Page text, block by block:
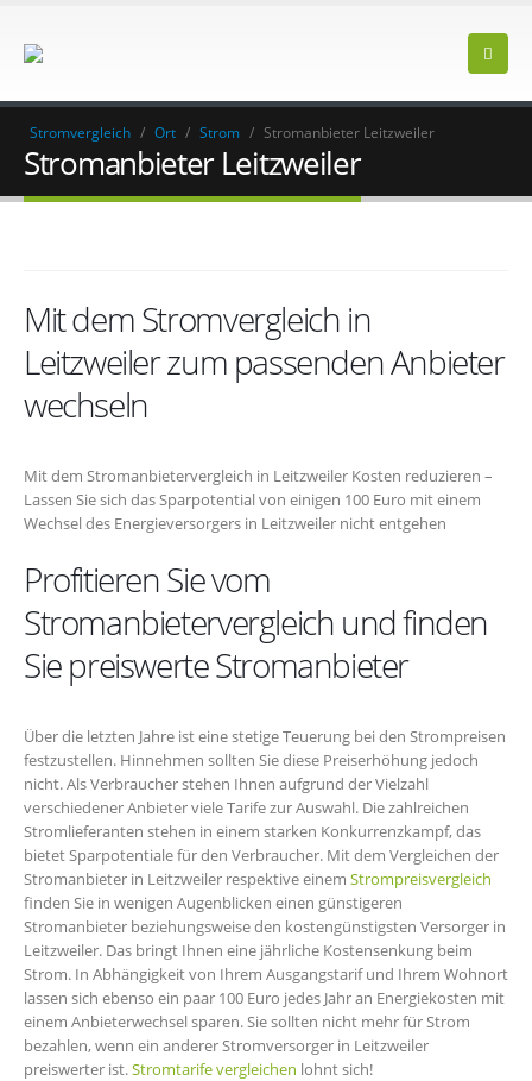
Stromvergleich / Ort / Strom / Stromanbieter Leitzweiler
Stromanbieter Leitzweiler
Mit dem Stromvergleich in
Leitzweiler zum passenden Anbieter
wechseln
Mit dem Stromanbietervergleich in Leitzweiler Kosten reduzieren –
Lassen Sie sich das Sparpotential von einigen 100 Euro mit einem
Wechsel des Energieversorgers in Leitzweiler nicht entgehen
Profitieren Sie vom
Stromanbietervergleich und finden
Sie preiswerte Stromanbieter
Über die letzten Jahre ist eine stetige Teuerung bei den Strompreisen
festzustellen. Hinnehmen sollten Sie diese Preiserhöhung jedoch
nicht. Als Verbraucher stehen Ihnen aufgrund der Vielzahl
verschiedener Anbieter viele Tarife zur Auswahl. Die zahlreichen
Stromlieferanten stehen in einem starken Konkurrenzkampf, das
bietet Sparpotentiale für den Verbraucher. Mit dem Vergleichen der
Stromanbieter in Leitzweiler respektive einem Strompreisvergleich
finden Sie in wenigen Augenblicken einen günstigeren
Stromanbieter beziehungsweise den kostengünstigsten Versorger in
Leitzweiler. Das bringt Ihnen eine jährliche Kostensenkung beim
Strom. In Abhängigkeit von Ihrem Ausgangstarif und Ihrem Wohnort
lassen sich ebenso ein paar 100 Euro jedes Jahr an Energiekosten mit
einem Anbieterwechsel sparen. Sie sollten nicht mehr für Strom
bezahlen, wenn ein anderer Stromversorger in Leitzweiler
preiswerter ist.Stromtarife vergleichen lohnt sich!